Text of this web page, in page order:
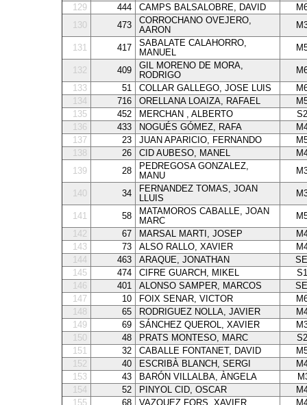
129
444 CAMPS BALSALOBRE, DAVID
130
473
CORROCHANO OVEJERO,
AARON
131 417
SABALATE CALAHORRO,
MANUEL
132 409
GIL MORENO DE MORA,
RODRIGO
133
51 COLLAR GALLEGO, JOSE LUIS
134
716 ORELLANA LOAIZA, RAFAEL
135
452 MERCHAN , ALBERTO
136
433 NOGUÉS GÓMEZ, RAFA
137
23 JUAN APARICIO, FERNANDO
138
26 CID AUBESO, MANEL
139
28
PEDREGOSA GONZALEZ,
MANU
140 34
FERNANDEZ TOMAS, JOAN
LLUIS
141 58
MATAMOROS CABALLE, JOAN
MARC
142
67 MARSAL MARTI, JOSEP
143
73 ALSO RALLO, XAVIER
144
463 ARAQUE, JONATHAN
145
474 CIFRE GUARCH, MIKEL
146
401 ALONSO SAMPER, MARCOS
147
10 FOIX SENAR, VICTOR
148
65 RODRIGUEZ NOLLA, JAVIER
149
69 SÁNCHEZ QUEROL, XAVIER
150
48 PRATS MONTESO, MARC
151
32 CABALLE FONTANET, DAVID
152
40 ESCRIBÀ BLANCH, SERGI
153
43 BARÓN VILLALBA, ÀNGELA
154
52 PINYOL CID, OSCAR
155
68 VAZQUEZ FORS, XAVIER